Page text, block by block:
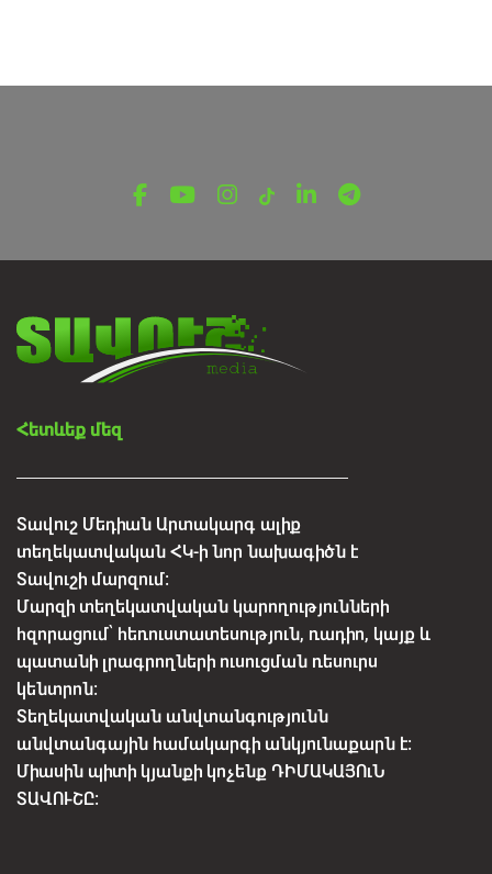
պատանի կարատեիստների մարզական
Հետևեք մեզ
Տավուշ Մեդիան Արտակարգ ալիք
տեղեկատվական ՀԿ-ի նոր նախագիծն է
Տավուշի մարզում:
Մարզի տեղեկատվական կարողությունների
հզորացում՝ հեռուստատեսություն, ռադիո, կայք և
պատանի լրագրողների ուսուցման ռեսուրս
կենտրոն:
Տեղեկատվական անվտանգությունն
անվտանգային համակարգի անկյունաքարն է:
Միասին պիտի կյանքի կոչենք ԴԻՄԱԿԱՅՈւՆ
ՏԱՎՈՒՇԸ: